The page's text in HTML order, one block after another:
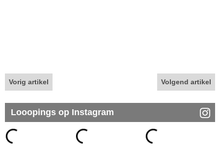
Vorig artikel Volgend artikel
Looopings op Instagram